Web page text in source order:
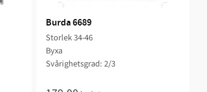
Burda 6689
Storlek 34-46
Byxa
Svårighetsgrad: 2/3